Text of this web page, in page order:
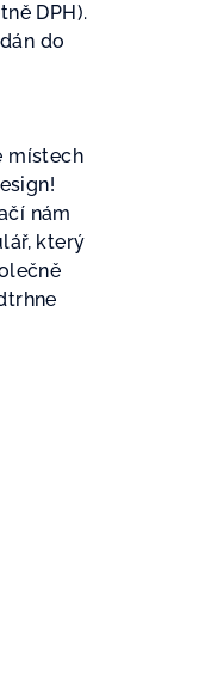
DPH).
do
místech
nám
který